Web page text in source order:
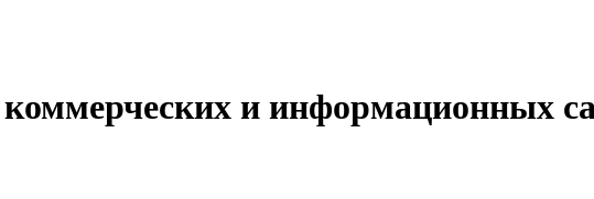
и информационных